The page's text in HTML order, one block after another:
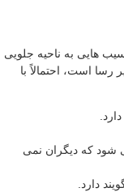
هایی به ناحیه جلویی
است، احتمالاً با
که دیگران نمی
دارد.